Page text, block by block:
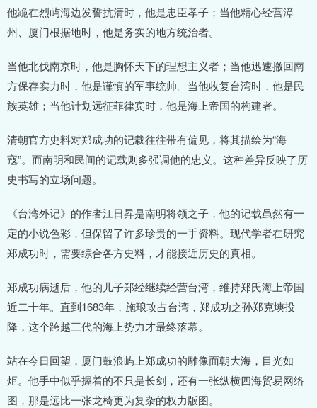
他跪在烈屿海边发誓抗清时，他是忠臣孝子；当他精心经营漳
州、厦门根据地时，他是务实的地方统治者。
当他北伐南京时，他是胸怀天下的理想主义者；当他迅速撤回南
方保存实力时，他是谨慎的军事统帅。当他收复台湾时，他是民
族英雄；当他计划远征菲律宾时，他是海上帝国的构建者。
清朝官方史料对郑成功的记载往往带有偏见，将其描绘为“海
寇”。而南明和民间的记载则多强调他的忠义。这种差异反映了历
史书写的立场问题。
《台湾外记》的作者江日昇是南明将领之子，他的记载虽然有一
定的小说色彩，但保留了许多珍贵的一手资料。现代学者在研究
郑成功时，需要综合各方史料，才能接近历史的真相。
郑成功病逝后，他的儿子郑经继续经营台湾，维持郑氏海上帝国
近二十年。直到1683年，施琅攻占台湾，郑成功之孙郑克塽投
降，这个跨越三代的海上势力才最终落幕。
站在今日回望，厦门鼓浪屿上郑成功的雕像面朝大海，目光如
炬。他手中似乎握着的不只是长剑，还有一张纵横四海贸易网络
图，那是远比一张龙椅更为复杂的权力版图。